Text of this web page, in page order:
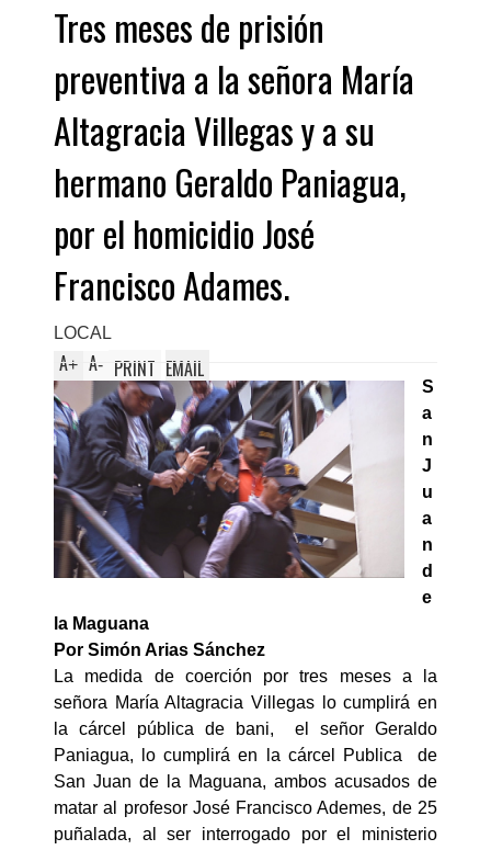
Tres meses de prisión
preventiva a la señora María
Altagracia Villegas y a su
hermano Geraldo Paniagua,
por el homicidio José
Francisco Adames.
LOCAL
A+ A- PRINT EMAIL
S
a
n
J
u
a
n
d
e
la Maguana
Por Simón Arias Sánchez
La medida de coerción por tres meses a la
señora María Altagracia Villegas lo cumplirá en
la cárcel pública de bani, el señor Geraldo
Paniagua, lo cumplirá en la cárcel Publica de
San Juan de la Maguana, ambos acusados de
matar al profesor José Francisco Ademes, de 25
puñalada, al ser interrogado por el ministerio